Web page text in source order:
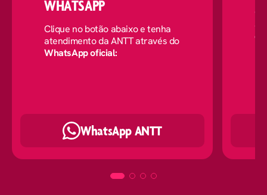
WHATSAPP
Clique no botão abaixo e tenha
atendimento da ANTT através do
WhatsApp oficial:
WhatsApp ANTT